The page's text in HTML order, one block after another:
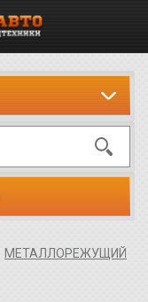
МЕТАЛЛОРЕЖУЩИЙ